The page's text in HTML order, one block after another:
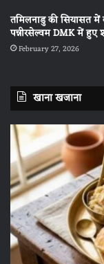
तमिलनाडु की सियासत में
पन्नीरसेल्वम DMK में हुए
February 27, 2026
खाना खजाना